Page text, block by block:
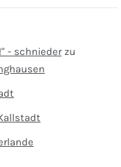
- schniederzu